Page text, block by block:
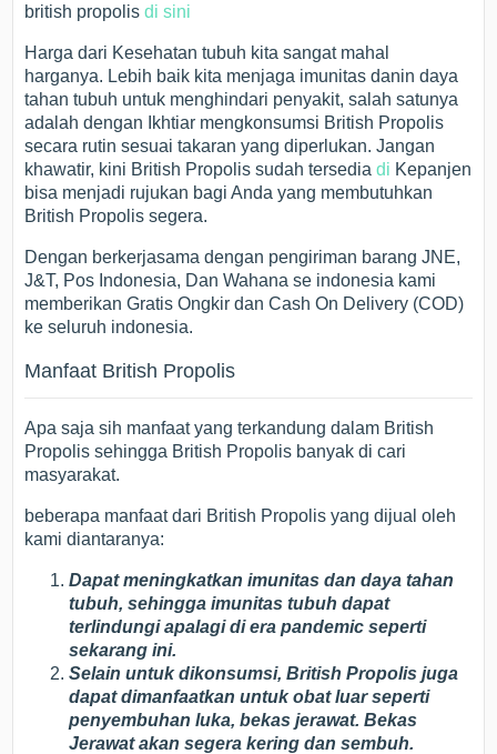
british propolisdi sini
Harga dari Kesehatan tubuh kita sangat mahal
harganya. Lebih baik kita menjaga imunitas danin daya
tahan tubuh untuk menghindari penyakit, salah satunya
adalah dengan Ikhtiar mengkonsumsi British Propolis
secara rutin sesuai takaran yang diperlukan. Jangan
khawatir, kini British Propolis sudah tersediadi Kepanjen
bisa menjadi rujukan bagi Anda yang membutuhkan
British Propolis segera.
Dengan berkerjasama dengan pengiriman barang JNE,
J&T, Pos Indonesia, Dan Wahana se indonesia kami
memberikan Gratis Ongkir dan Cash On Delivery (COD)
ke seluruh indonesia.
Manfaat British Propolis
Apa saja sih manfaat yang terkandung dalam British
Propolis sehingga British Propolis banyak di cari
masyarakat.
beberapa manfaat dari British Propolis yang dijual oleh
kami diantaranya:
Dapat meningkatkan imunitas dan daya tahan
tubuh, sehingga imunitas tubuh dapat
terlindungi apalagi di era pandemic seperti
sekarang ini.
Selain untuk dikonsumsi, British Propolis juga
dapat dimanfaatkan untuk obat luar seperti
penyembuhan luka, bekas jerawat. Bekas
Jerawat akan segera kering dan sembuh.